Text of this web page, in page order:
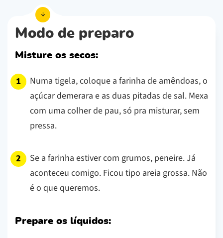
Modo de preparo
Misture os secos:
Numa tigela, coloque a farinha de amêndoas, o
açúcar demerara e as duas pitadas de sal. Mexa
com uma colher de pau, só pra misturar, sem
pressa.
Se a farinha estiver com grumos, peneire. Já
aconteceu comigo. Ficou tipo areia grossa. Não
é o que queremos.
Prepare os líquidos: